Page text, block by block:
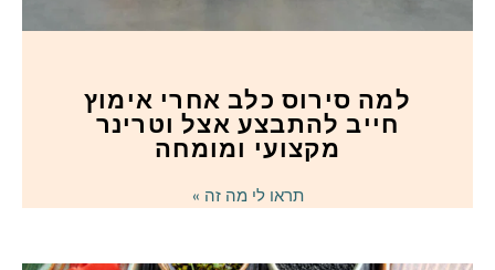
למה סירוס כלב אחרי אימוץ
חייב להתבצע אצל וטרינר
מקצועי ומומחה
תראו לי מה זה »